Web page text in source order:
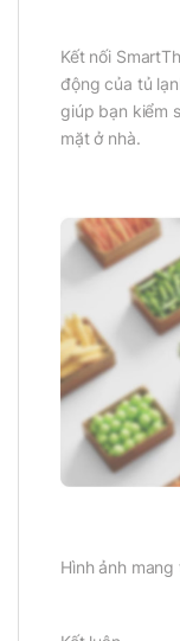
Kết nối
động của tủ
giúp bạn kiểm
mặt ở nhà.
Hình ảnh mang